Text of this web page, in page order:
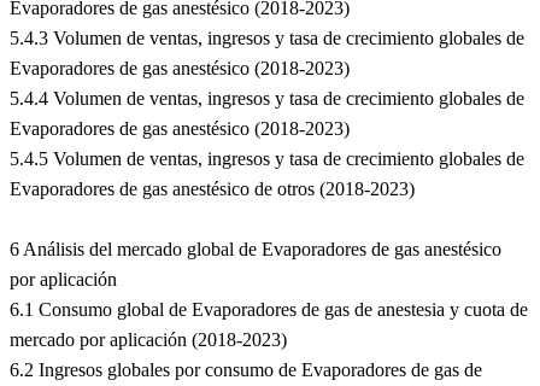
Evaporadores de gas anestésico (2018-2023)
5.4.3 Volumen de ventas, ingresos y tasa de crecimiento globales de
Evaporadores de gas anestésico (2018-2023)
5.4.4 Volumen de ventas, ingresos y tasa de crecimiento globales de
Evaporadores de gas anestésico (2018-2023)
5.4.5 Volumen de ventas, ingresos y tasa de crecimiento globales de
Evaporadores de gas anestésico de otros (2018-2023)
6 Análisis del mercado global de Evaporadores de gas anestésico
por aplicación
6.1 Consumo global de Evaporadores de gas de anestesia y cuota de
mercado por aplicación (2018-2023)
6.2 Ingresos globales por consumo de Evaporadores de gas de